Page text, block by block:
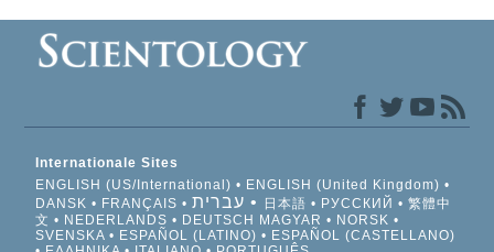
Internationale Sites
ENGLISH (US/International)
ENGLISH (United Kingdom)
DANSK
FRANÇAIS עברית 日本語 РУССКИЙ
繁體中
文
NEDERLANDS DEUTSCH MAGYAR
NORSK
SVENSKA
ESPAÑOL (LATINO)
ESPAÑOL (CASTELLANO)